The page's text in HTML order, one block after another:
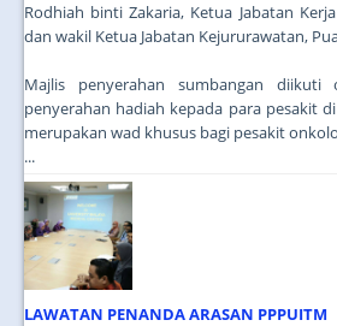
Rodhiah binti Zakaria, Ketua Jabatan
dan wakil Ketua Jabatan Kejururawatan,
Majlis penyerahan sumbangan
penyerahan hadiah kepada para pesakit
merupakan wad khusus bagi pesakit
...
LAWATAN PENANDA ARASAN PPPUITM